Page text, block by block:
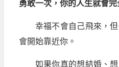
勇敢一次，你的人生就會完
幸福不會自己飛來，
會開始靠近你。
如果你真的想結婚、